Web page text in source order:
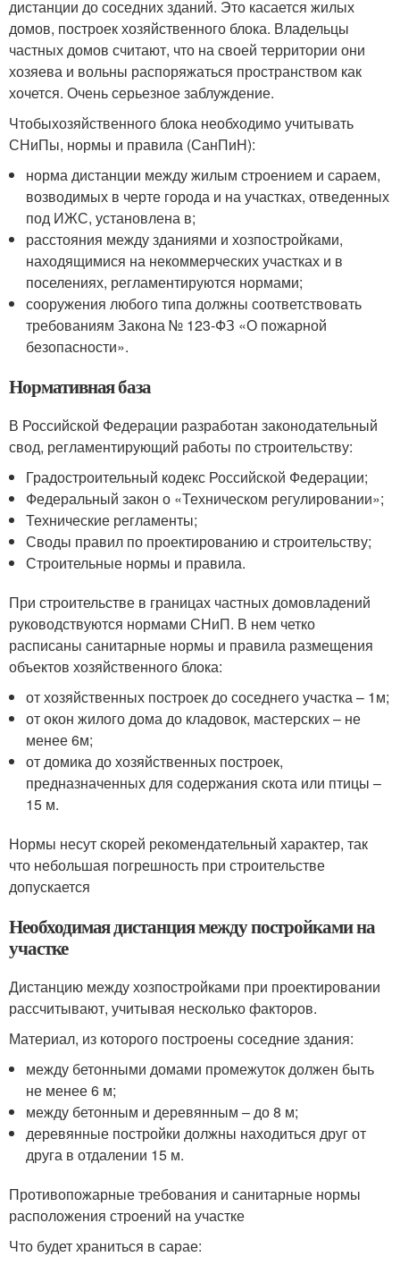
дистанции до соседних зданий. Это касается жилых
домов, построек хозяйственного блока. Владельцы
частных домов считают, что на своей территории они
хозяева и вольны распоряжаться пространством как
хочется. Очень серьезное заблуждение.
Чтобыхозяйственного блока необходимо учитывать
СНиПы, нормы и правила (СанПиН):
норма дистанции между жилым строением и сараем,
возводимых в черте города и на участках, отведенных
под ИЖС, установлена в;
расстояния между зданиями и хозпостройками,
находящимися на некоммерческих участках и в
поселениях, регламентируются нормами;
сооружения любого типа должны соответствовать
требованиям Закона № 123-ФЗ «О пожарной
безопасности».
Нормативная база
В Российской Федерации разработан законодательный
свод, регламентирующий работы по строительству:
Градостроительный кодекс Российской Федерации;
Федеральный закон о «Техническом регулировании»;
Технические регламенты;
Своды правил по проектированию и строительству;
Строительные нормы и правила.
При строительстве в границах частных домовладений
руководствуются нормами СНиП. В нем четко
расписаны санитарные нормы и правила размещения
объектов хозяйственного блока:
от хозяйственных построек до соседнего участка – 1м;
от окон жилого дома до кладовок, мастерских – не
менее 6м;
от домика до хозяйственных построек,
предназначенных для содержания скота или птицы –
15 м.
Нормы несут скорей рекомендательный характер, так
что небольшая погрешность при строительстве
допускается
Необходимая дистанция между постройками на
участке
Дистанцию между хозпостройками при проектировании
рассчитывают, учитывая несколько факторов.
Материал, из которого построены соседние здания:
между бетонными домами промежуток должен быть
не менее 6 м;
между бетонным и деревянным – до 8 м;
деревянные постройки должны находиться друг от
друга в отдалении 15 м.
Противопожарные требования и санитарные нормы
расположения строений на участке
Что будет храниться в сарае: